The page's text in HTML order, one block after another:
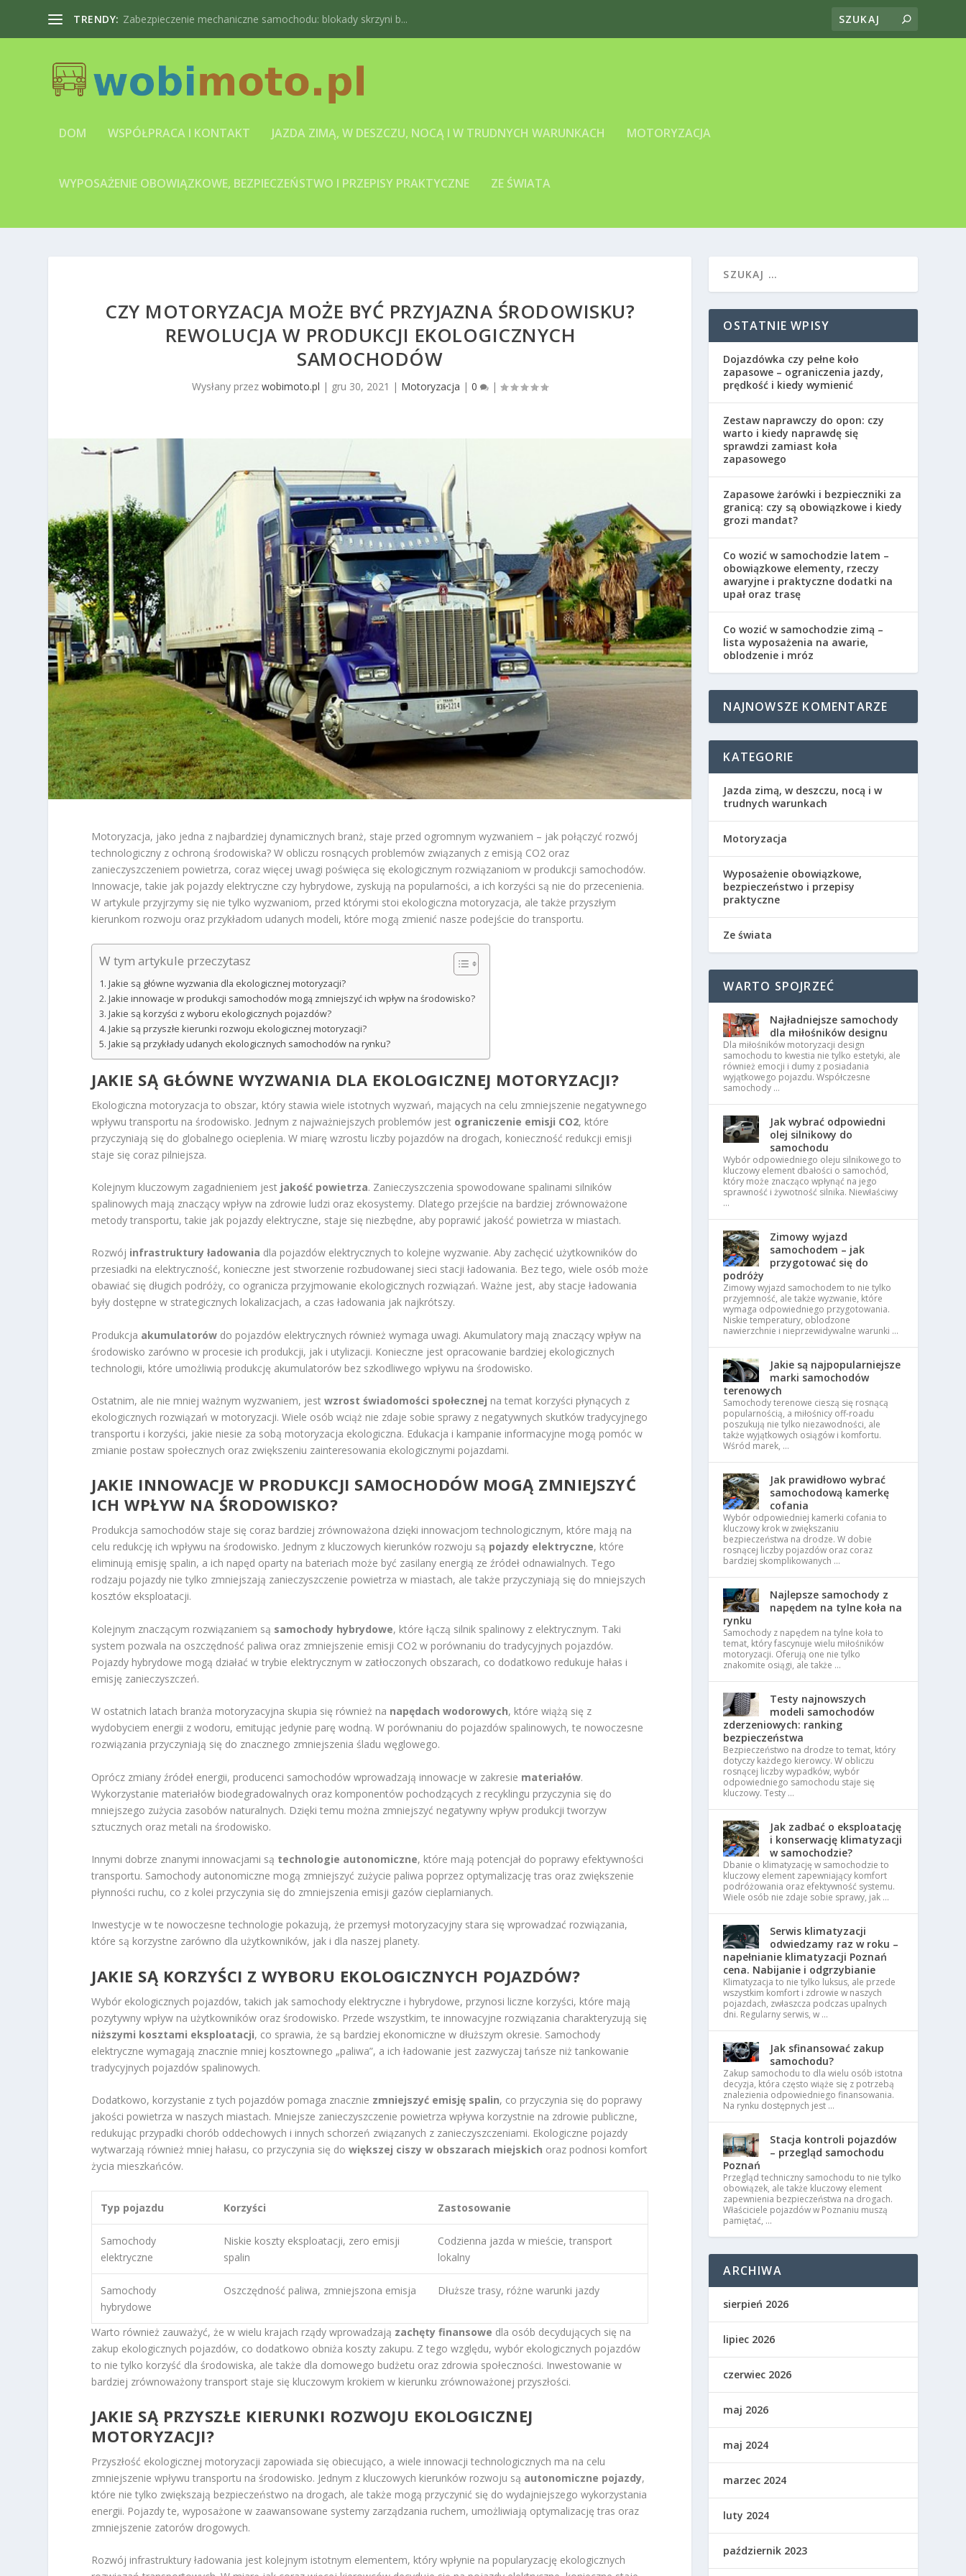
TRENDY: Zabezpieczenie mechaniczne samochodu: blokady skrzyni b...
DOM WSPÓŁPRACA I KONTAKT JAZDA ZIMĄ, W DESZCZU, NOCĄ I W TRUDNYCH WARUNKACH MOTORYZACJA
WYPOSAŻENIE OBOWIĄZKOWE, BEZPIECZEŃSTWO I PRZEPISY PRAKTYCZNE ZE ŚWIATA
CZY MOTORYZACJA MOŻE BYĆ PRZYJAZNA ŚRODOWISKU?
REWOLUCJA W PRODUKCJI EKOLOGICZNYCH
SAMOCHODÓW
Wysłany przezwobimoto.pl | gru 30, 2021 | Motoryzacja |0 |
Motoryzacja, jako jedna z najbardziej dynamicznych branż, staje przed ogromnym wyzwaniem – jak połączyć rozwój
technologiczny z ochroną środowiska? W obliczu rosnących problemów związanych z emisją CO2 oraz
zanieczyszczeniem powietrza, coraz więcej uwagi poświęca się ekologicznym rozwiązaniom w produkcji samochodów.
Innowacje, takie jak pojazdy elektryczne czy hybrydowe, zyskują na popularności, a ich korzyści są nie do przecenienia.
W artykule przyjrzymy się nie tylko wyzwaniom, przed którymi stoi ekologiczna motoryzacja, ale także przyszłym
kierunkom rozwoju oraz przykładom udanych modeli, które mogą zmienić nasze podejście do transportu.
W tym artykule przeczytasz
Jakie są główne wyzwania dla ekologicznej motoryzacji?
Jakie innowacje w produkcji samochodów mogą zmniejszyć ich wpływ na środowisko?
Jakie są korzyści z wyboru ekologicznych pojazdów?
Jakie są przyszłe kierunki rozwoju ekologicznej motoryzacji?
Jakie są przykłady udanych ekologicznych samochodów na rynku?
JAKIE SĄ GŁÓWNE WYZWANIA DLA EKOLOGICZNEJ MOTORYZACJI?
Ekologiczna motoryzacja to obszar, który stawia wiele istotnych wyzwań, mających na celu zmniejszenie negatywnego
wpływu transportu na środowisko. Jednym z najważniejszych problemów jest ograniczenie emisji CO2, które
przyczyniają się do globalnego ocieplenia. W miarę wzrostu liczby pojazdów na drogach, konieczność redukcji emisji
staje się coraz pilniejsza.
Kolejnym kluczowym zagadnieniem jest jakość powietrza. Zanieczyszczenia spowodowane spalinami silników
spalinowych mają znaczący wpływ na zdrowie ludzi oraz ekosystemy. Dlatego przejście na bardziej zrównoważone
metody transportu, takie jak pojazdy elektryczne, staje się niezbędne, aby poprawić jakość powietrza w miastach.
Rozwój infrastruktury ładowania dla pojazdów elektrycznych to kolejne wyzwanie. Aby zachęcić użytkowników do
przesiadki na elektryczność, konieczne jest stworzenie rozbudowanej sieci stacji ładowania. Bez tego, wiele osób może
obawiać się długich podróży, co ogranicza przyjmowanie ekologicznych rozwiązań. Ważne jest, aby stacje ładowania
były dostępne w strategicznych lokalizacjach, a czas ładowania jak najkrótszy.
Produkcja akumulatorów do pojazdów elektrycznych również wymaga uwagi. Akumulatory mają znaczący wpływ na
środowisko zarówno w procesie ich produkcji, jak i utylizacji. Konieczne jest opracowanie bardziej ekologicznych
technologii, które umożliwią produkcję akumulatorów bez szkodliwego wpływu na środowisko.
Ostatnim, ale nie mniej ważnym wyzwaniem, jestwzrost świadomości społecznej na temat korzyści płynących z
ekologicznych rozwiązań w motoryzacji. Wiele osób wciąż nie zdaje sobie sprawy z negatywnych skutków tradycyjnego
transportu i korzyści, jakie niesie za sobą motoryzacja ekologiczna. Edukacja i kampanie informacyjne mogą pomóc w
zmianie postaw społecznych oraz zwiększeniu zainteresowania ekologicznymi pojazdami.
JAKIE INNOWACJE W PRODUKCJI SAMOCHODÓW MOGĄ ZMNIEJSZYĆ
ICH WPŁYW NA ŚRODOWISKO?
Produkcja samochodów staje się coraz bardziej zrównoważona dzięki innowacjom technologicznym, które mają na
celu redukcję ich wpływu na środowisko. Jednym z kluczowych kierunków rozwoju są pojazdy elektryczne, które
eliminują emisję spalin, a ich napęd oparty na bateriach może być zasilany energią ze źródeł odnawialnych. Tego
rodzaju pojazdy nie tylko zmniejszają zanieczyszczenie powietrza w miastach, ale także przyczyniają się do mniejszych
kosztów eksploatacji.
Kolejnym znaczącym rozwiązaniem są samochody hybrydowe, które łączą silnik spalinowy z elektrycznym. Taki
system pozwala na oszczędność paliwa oraz zmniejszenie emisji CO2 w porównaniu do tradycyjnych pojazdów.
Pojazdy hybrydowe mogą działać w trybie elektrycznym w zatłoczonych obszarach, co dodatkowo redukuje hałas i
emisję zanieczyszczeń.
W ostatnich latach branża motoryzacyjna skupia się również na napędach wodorowych, które wiążą się z
wydobyciem energii z wodoru, emitując jedynie parę wodną. W porównaniu do pojazdów spalinowych, te nowoczesne
rozwiązania przyczyniają się do znacznego zmniejszenia śladu węglowego.
Oprócz zmiany źródeł energii, producenci samochodów wprowadzają innowacje w zakresie materiałów.
Wykorzystanie materiałów biodegradowalnych oraz komponentów pochodzących z recyklingu przyczynia się do
mniejszego zużycia zasobów naturalnych. Dzięki temu można zmniejszyć negatywny wpływ produkcji tworzyw
sztucznych oraz metali na środowisko.
Innymi dobrze znanymi innowacjami są technologie autonomiczne, które mają potencjał do poprawy efektywności
transportu. Samochody autonomiczne mogą zmniejszyć zużycie paliwa poprzez optymalizację tras oraz zwiększenie
płynności ruchu, co z kolei przyczynia się do zmniejszenia emisji gazów cieplarnianych.
Inwestycje w te nowoczesne technologie pokazują, że przemysł motoryzacyjny stara się wprowadzać rozwiązania,
które są korzystne zarówno dla użytkowników, jak i dla naszej planety.
JAKIE SĄ KORZYŚCI Z WYBORU EKOLOGICZNYCH POJAZDÓW?
Wybór ekologicznych pojazdów, takich jak samochody elektryczne i hybrydowe, przynosi liczne korzyści, które mają
pozytywny wpływ na użytkowników oraz środowisko. Przede wszystkim, te innowacyjne rozwiązania charakteryzują się
niższymi kosztami eksploatacji, co sprawia, że są bardziej ekonomiczne w dłuższym okresie. Samochody
elektryczne wymagają znacznie mniej kosztownego „paliwa”, a ich ładowanie jest zazwyczaj tańsze niż tankowanie
tradycyjnych pojazdów spalinowych.
Dodatkowo, korzystanie z tych pojazdów pomaga znacznie zmniejszyć emisję spalin, co przyczynia się do poprawy
jakości powietrza w naszych miastach. Mniejsze zanieczyszczenie powietrza wpływa korzystnie na zdrowie publiczne,
redukując przypadki chorób oddechowych i innych schorzeń związanych z zanieczyszczeniami. Ekologiczne pojazdy
wytwarzają również mniej hałasu, co przyczynia się dowiększej ciszy w obszarach miejskich oraz podnosi komfort
życia mieszkańców.
Typ pojazdu Korzyści Zastosowanie
Samochody
elektryczne
Niskie koszty eksploatacji, zero emisji
spalin
Codzienna jazda w mieście, transport
lokalny
Samochody
hybrydowe
Oszczędność paliwa, zmniejszona emisja Dłuższe trasy, różne warunki jazdy
Warto również zauważyć, że w wielu krajach rządy wprowadzają zachęty finansowe dla osób decydujących się na
zakup ekologicznych pojazdów, co dodatkowo obniża koszty zakupu. Z tego względu, wybór ekologicznych pojazdów
to nie tylko korzyść dla środowiska, ale także dla domowego budżetu oraz zdrowia społeczności. Inwestowanie w
bardziej zrównoważony transport staje się kluczowym krokiem w kierunku zrównoważonej przyszłości.
JAKIE SĄ PRZYSZŁE KIERUNKI ROZWOJU EKOLOGICZNEJ
MOTORYZACJI?
Przyszłość ekologicznej motoryzacji zapowiada się obiecująco, a wiele innowacji technologicznych ma na celu
zmniejszenie wpływu transportu na środowisko. Jednym z kluczowych kierunków rozwoju są autonomiczne pojazdy,
które nie tylko zwiększają bezpieczeństwo na drogach, ale także mogą przyczynić się do wydajniejszego wykorzystania
energii. Pojazdy te, wyposażone w zaawansowane systemy zarządzania ruchem, umożliwiają optymalizację tras oraz
zmniejszenie zatorów drogowych.
Rozwój infrastruktury ładowania jest kolejnym istotnym elementem, który wpłynie na popularyzację ekologicznych
OSTATNIE WPISY
Dojazdówka czy pełne koło
zapasowe – ograniczenia jazdy,
prędkość i kiedy wymienić
Zestaw naprawczy do opon: czy
warto i kiedy naprawdę się
sprawdzi zamiast koła
zapasowego
Zapasowe żarówki i bezpieczniki za
granicą: czy są obowiązkowe i kiedy
grozi mandat?
Co wozić w samochodzie latem –
obowiązkowe elementy, rzeczy
awaryjne i praktyczne dodatki na
upał oraz trasę
Co wozić w samochodzie zimą –
lista wyposażenia na awarie,
oblodzenie i mróz
NAJNOWSZE KOMENTARZE
KATEGORIE
Jazda zimą, w deszczu, nocą i w
trudnych warunkach
Motoryzacja
Wyposażenie obowiązkowe,
bezpieczeństwo i przepisy
praktyczne
Ze świata
WARTO SPOJRZEĆ
Najładniejsze samochody
dla miłośników designu
Dla miłośników motoryzacji design
samochodu to kwestia nie tylko estetyki, ale
również emocji i dumy z posiadania
wyjątkowego pojazdu. Współczesne
samochody …
Jak wybrać odpowiedni
olej silnikowy do
samochodu
Wybór odpowiedniego oleju silnikowego to
kluczowy element dbałości o samochód,
który może znacząco wpłynąć na jego
sprawność i żywotność silnika. Niewłaściwy
…
Zimowy wyjazd
samochodem – jak
przygotować się do
podróży
Zimowy wyjazd samochodem to nie tylko
przyjemność, ale także wyzwanie, które
wymaga odpowiedniego przygotowania.
Niskie temperatury, oblodzone
nawierzchnie i nieprzewidywalne warunki …
Jakie są najpopularniejsze
marki samochodów
terenowych
Samochody terenowe cieszą się rosnącą
popularnością, a miłośnicy off-roadu
poszukują nie tylko niezawodności, ale
także wyjątkowych osiągów i komfortu.
Wśród marek, …
Jak prawidłowo wybrać
samochodową kamerkę
cofania
Wybór odpowiedniej kamerki cofania to
kluczowy krok w zwiększaniu
bezpieczeństwa na drodze. W dobie
rosnącej liczby pojazdów oraz coraz
bardziej skomplikowanych …
Najlepsze samochody z
napędem na tylne koła na
rynku
Samochody z napędem na tylne koła to
temat, który fascynuje wielu miłośników
motoryzacji. Oferują one nie tylko
znakomite osiągi, ale także …
Testy najnowszych
modeli samochodów
zderzeniowych: ranking
bezpieczeństwa
Bezpieczeństwo na drodze to temat, który
dotyczy każdego kierowcy. W obliczu
rosnącej liczby wypadków, wybór
odpowiedniego samochodu staje się
kluczowy. Testy …
Jak zadbać o eksploatację
i konserwację klimatyzacji
w samochodzie?
Dbanie o klimatyzację w samochodzie to
kluczowy element zapewniający komfort
podróżowania oraz efektywność systemu.
Wiele osób nie zdaje sobie sprawy, jak …
Serwis klimatyzacji
odwiedzamy raz w roku –
napełnianie klimatyzacji Poznań
cena. Nabijanie i odgrzybianie
Klimatyzacja to nie tylko luksus, ale przede
wszystkim komfort i zdrowie w naszych
pojazdach, zwłaszcza podczas upalnych
dni. Regularny serwis, w …
Jak sfinansować zakup
samochodu?
Zakup samochodu to dla wielu osób istotna
decyzja, która często wiąże się z potrzebą
znalezienia odpowiedniego finansowania.
Na rynku dostępnych jest …
Stacja kontroli pojazdów
– przegląd samochodu
Poznań
Przegląd techniczny samochodu to nie tylko
obowiązek, ale także kluczowy element
zapewnienia bezpieczeństwa na drogach.
Właściciele pojazdów w Poznaniu muszą
pamiętać, …
ARCHIWA
sierpień 2026
lipiec 2026
czerwiec 2026
maj 2026
maj 2024
marzec 2024
luty 2024
październik 2023